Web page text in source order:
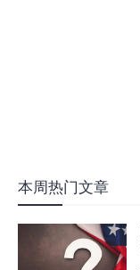
本周热门文章